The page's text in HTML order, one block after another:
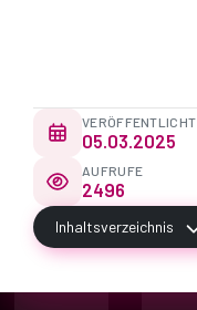
VERÖFFENTLICHT
05.03.2025
AUFRUFE
2496
Inhaltsverzeichnis